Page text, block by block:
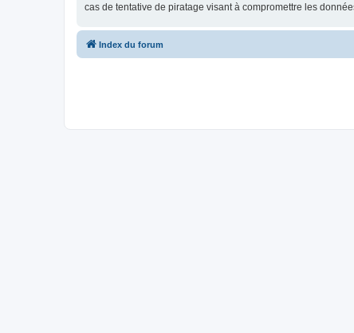
cas de tentative de piratage visant à compromettre les
Index du forum